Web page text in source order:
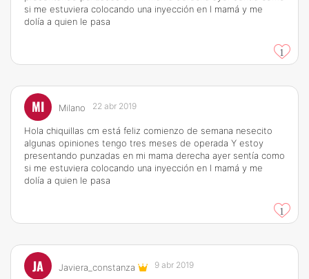
si me estuviera colocando una inyección en l mamá y me
dolía a quien le pasa
1
MI Milano 22 abr 2019
Hola chiquillas cm está feliz comienzo de semana nesecito
algunas opiniones tengo tres meses de operada Y estoy
presentando punzadas en mi mama derecha ayer sentía como
si me estuviera colocando una inyección en l mamá y me
dolía a quien le pasa
1
JA Javiera_constanza 9 abr 2019